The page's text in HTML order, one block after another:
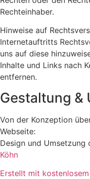
Rechteinhaber.
Hinweise auf
Internetauftritts
uns auf diese
Inhalte und Links nach
entfernen.
Gestaltung &
Von der Konzeption
Webseite:
Design und Umsetzung
Köhn
Erstellt mit